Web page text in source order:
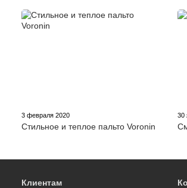
3 февраля 2020
Стильное и теплое пальто Voronin
30
Клиентам